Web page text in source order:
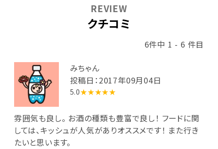
クチコミ
REVIEW
6件中 1 - 6 件目
みちゃん
投稿日：2017年09月04日
5.0★★★★★
雰囲気も良し。 お酒の種類も豊富で良し！ フードに関
しては、キッシュが人気がありオススメです！ また行き
たいと思います。